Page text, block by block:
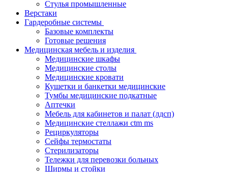
Стулья промышленные
Верстаки
Гардеробные системы
Базовые комплекты
Готовые решения
Медицинская мебель и изделия
Медицинские шкафы
Медицинские столы
Медицинские кровати
Кушетки и банкетки медицинские
Тумбы медицинские подкатные
Аптечки
Мебель для кабинетов и палат (лдсп)
Медицинские стеллажи ctm ms
Рециркуляторы
Сейфы термостаты
Стерилизаторы
Тележки для перевозки больных
Ширмы и стойки